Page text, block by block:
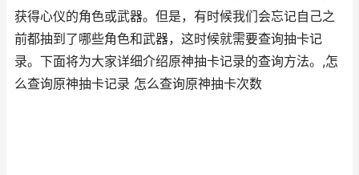
获得心仪的角色或武器。但是，有时候我们会忘记自己之
前都抽到了哪些角色和武器，这时候就需要查询抽卡记
录。下面将为大家详细介绍原神抽卡记录的查询方法。,怎
么查询原神抽卡记录 怎么查询原神抽卡次数